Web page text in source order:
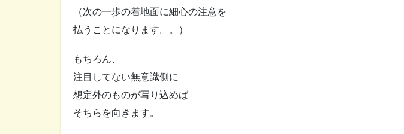
（次の一歩の着地面に細心の注意を
払うことになります。。）
もちろん、
注目してない無意識側に
想定外のものが写り込めば
そちらを向きます。